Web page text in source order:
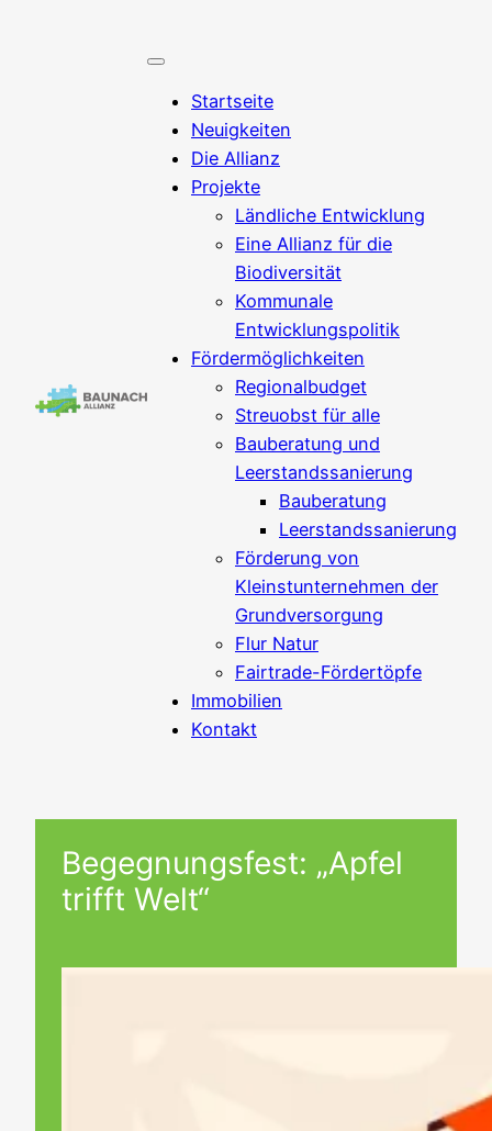
Startseite
Neuigkeiten
Die Allianz
Projekte
Ländliche Entwicklung
Eine Allianz für die
Biodiversität
Kommunale
Entwicklungspolitik
Fördermöglichkeiten
Regionalbudget
Streuobst für alle
Bauberatung und
Leerstandssanierung
Bauberatung
Leerstandssanierung
Förderung von
Kleinstunternehmen der
Grundversorgung
Flur Natur
Fairtrade-Fördertöpfe
Immobilien
Kontakt
Begegnungsfest: „Apfel
trifft Welt“